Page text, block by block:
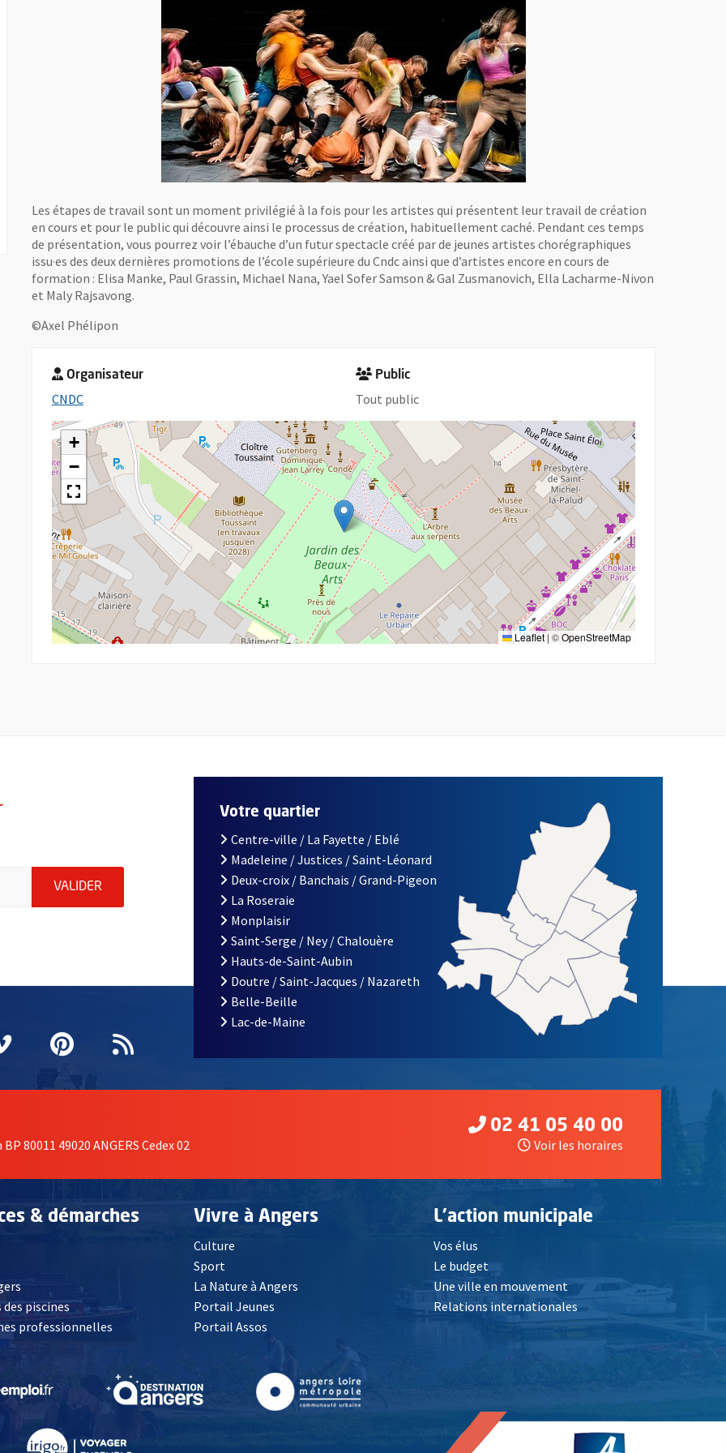
Les étapes de travail sont un moment privilégié à la fois pour les artistes qui présentent leur travail de création
en cours et pour le public qui découvre ainsi le processus de création, habituellement caché. Pendant ces temps
de présentation, vous pourrez voir l’ébauche d’un futur spectacle créé par de jeunes artistes chorégraphiques
issu·es des deux dernières promotions de l’école supérieure du Cndc ainsi que d’artistes encore en cours de
formation : Elisa Manke, Paul Grassin, Michael Nana, Yael Sofer Samson & Gal Zusmanovich, Ella Lacharme-Nivon
et Maly Rajsavong.
©Axel Phélipon
Organisateur
CNDC, Ouvre une nouvelle fenêtre
Public
Tout public
+
−
Leaflet| ©OpenStreetMap
indiquez votre email (champ obligatoire)
VALIDER ENVOYER MA DEMANDE D'INSCRIPTION À LA LETTRE D'INFORMATION DE LA VILLE D'ANGERS
fenêtrefenêtre
une nouvelle fenêtre
Vimeo
, Ouvre une nouvelle fenêtre
Pinterest
, Ouvre une nouvelle fenêtre
Flux RSS
Votre quartier
Centre-ville / La Fayette / Eblé
Madeleine / Justices / Saint-Léonard
Deux-croix / Banchais / Grand-Pigeon
La Roseraie
Monplaisir
Saint-Serge / Ney / Chalouère
Hauts-de-Saint-Aubin
Doutre / Saint-Jacques / Nazareth
Belle-Beille
Lac-de-Maine
80011 49020 ANGERS Cedex 02
02 41 05 40 00
Voir les horaires
& démarches
, Ouvre une nouvelle fenêtre
piscines
professionnelles
Vivre à Angers
Culture
Sport
La Nature à Angers
Portail Jeunes
Portail Assos
L'action municipale
Vos élus
Le budget
Une ville en mouvement
Relations internationales
fenêtre , Ouvre une nouvelle fenêtre , Ouvre une nouvelle fenêtre, Ouvre une nouvelle fenêtre